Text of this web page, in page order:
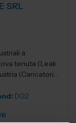
SRL
a
tenuta (Leak
(Caricatori,
D02